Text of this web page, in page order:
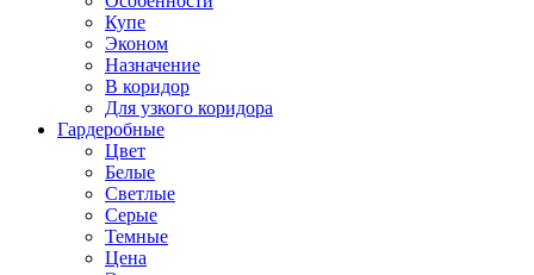
Купе
Эконом
Назначение
В коридор
Для узкого коридора
Гардеробные
Цвет
Белые
Светлые
Серые
Темные
Цена